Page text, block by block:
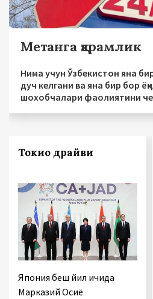
Метанга қарамлик
Нима учун Ўзбекистон яна
дуч келгани ва яна бир бор
шохобчалари фаолиятини
Токио драйви
Япония беш йил ичида
Марказий Осиё